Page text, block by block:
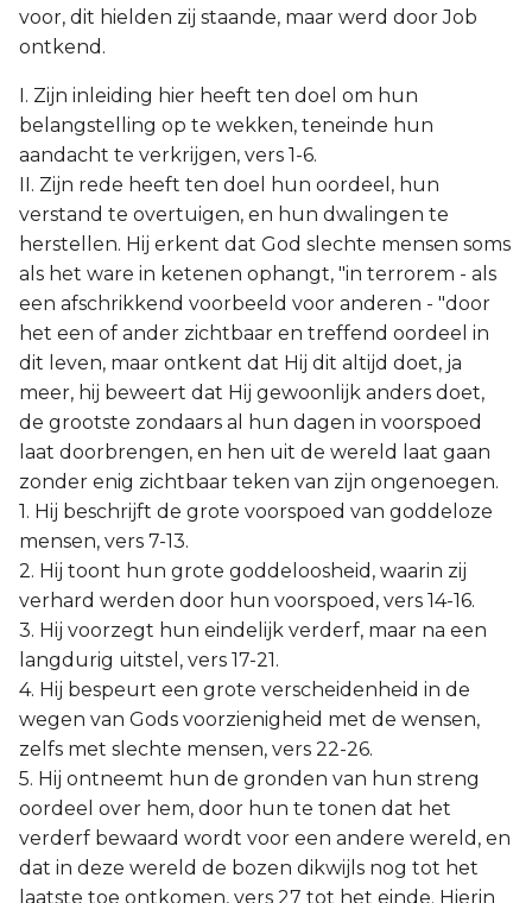
voor, dit hielden zij staande, maar werd door Job
ontkend.
I. Zijn inleiding hier heeft ten doel om hun
belangstelling op te wekken, teneinde hun
aandacht te verkrijgen, vers 1-6.
II. Zijn rede heeft ten doel hun oordeel, hun
verstand te overtuigen, en hun dwalingen te
herstellen. Hij erkent dat God slechte mensen soms
als het ware in ketenen ophangt, "in terrorem - als
een afschrikkend voorbeeld voor anderen - "door
het een of ander zichtbaar en treffend oordeel in
dit leven, maar ontkent dat Hij dit altijd doet, ja
meer, hij beweert dat Hij gewoonlijk anders doet,
de grootste zondaars al hun dagen in voorspoed
laat doorbrengen, en hen uit de wereld laat gaan
zonder enig zichtbaar teken van zijn ongenoegen.
1. Hij beschrijft de grote voorspoed van goddeloze
mensen, vers 7-13.
2. Hij toont hun grote goddeloosheid, waarin zij
verhard werden door hun voorspoed, vers 14-16.
3. Hij voorzegt hun eindelijk verderf, maar na een
langdurig uitstel, vers 17-21.
4. Hij bespeurt een grote verscheidenheid in de
wegen van Gods voorzienigheid met de wensen,
zelfs met slechte mensen, vers 22-26.
5. Hij ontneemt hun de gronden van hun streng
oordeel over hem, door hun te tonen dat het
verderf bewaard wordt voor een andere wereld, en
dat in deze wereld de bozen dikwijls nog tot het
laatste toe ontkomen, vers 27 tot het einde. Hierin